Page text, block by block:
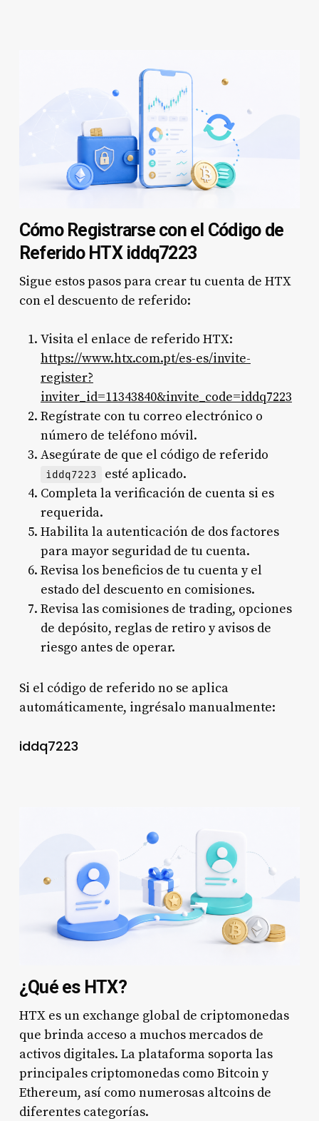
Cómo Registrarse con el Código de
Referido HTX iddq7223
Sigue estos pasos para crear tu cuenta de HTX
con el descuento de referido:
Visita el enlace de referido HTX:
https://www.htx.com.pt/es-es/invite-
register?
inviter_id=11343840&invite_code=iddq7223
Regístrate con tu correo electrónico o
número de teléfono móvil.
Asegúrate de que el código de referido
iddq7223
esté aplicado.
Completa la verificación de cuenta si es
requerida.
Habilita la autenticación de dos factores
para mayor seguridad de tu cuenta.
Revisa los beneficios de tu cuenta y el
estado del descuento en comisiones.
Revisa las comisiones de trading, opciones
de depósito, reglas de retiro y avisos de
riesgo antes de operar.
Si el código de referido no se aplica
automáticamente, ingrésalo manualmente:
iddq7223
¿Qué es HTX?
HTX es un exchange global de criptomonedas
que brinda acceso a muchos mercados de
activos digitales. La plataforma soporta las
principales criptomonedas como Bitcoin y
Ethereum, así como numerosas altcoins de
diferentes categorías.